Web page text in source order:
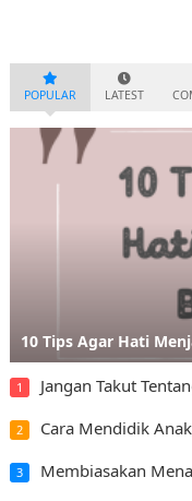
POPULAR LATEST
10 Tips Agar Hati
1 Jangan Takut
2 Cara Mendidik
3 Membiasakan